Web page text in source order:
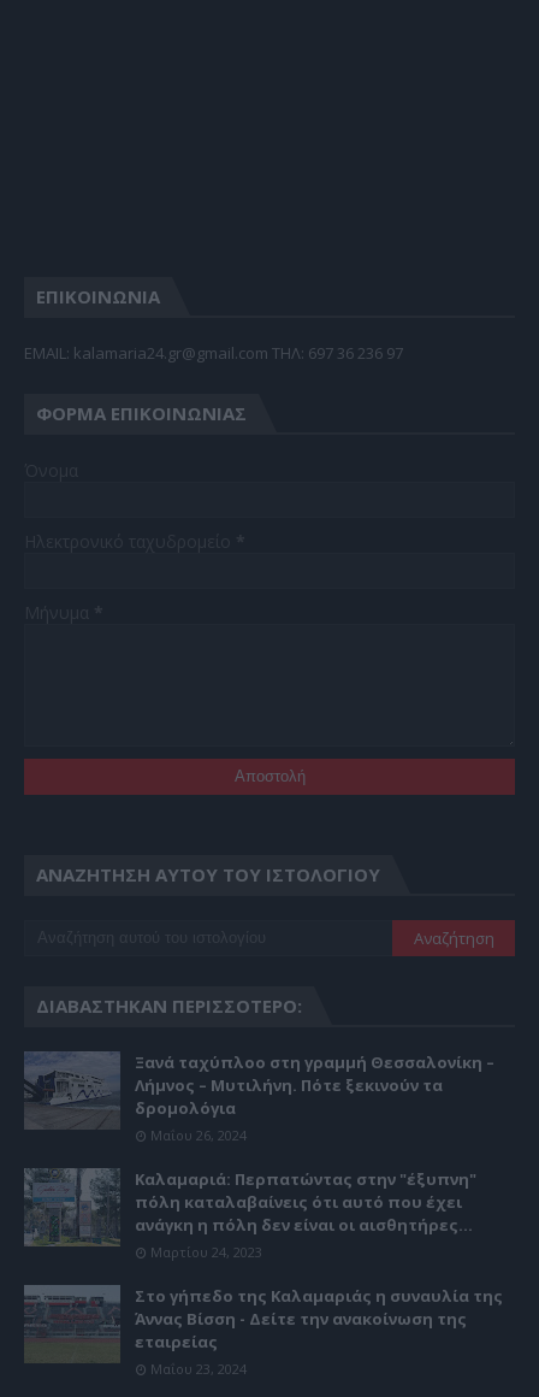
ΕΠΙΚΟΙΝΩΝΙΑ
EMAIL: kalamaria24.gr@gmail.com TΗΛ: 697 36 236 97
ΦΌΡΜΑ ΕΠΙΚΟΙΝΩΝΊΑΣ
ΑΝΑΖΉΤΗΣΗ ΑΥΤΟΎ ΤΟΥ ΙΣΤΟΛΟΓΊΟΥ
ΔΙΑΒΆΣΤΗΚΑΝ ΠΕΡΙΣΣΌΤΕΡΟ:
Ξανά ταχύπλοο στη γραμμή Θεσσαλονίκη –
Λήμνος – Μυτιλήνη. Πότε ξεκινούν τα
δρομολόγια
Μαΐου 26, 2024
Καλαμαριά: Περπατώντας στην "έξυπνη"
πόλη καταλαβαίνεις ότι αυτό που έχει
ανάγκη η πόλη δεν είναι οι αισθητήρες...
Μαρτίου 24, 2023
Στο γήπεδο της Καλαμαριάς η συναυλία της
Άννας Βίσση - Δείτε την ανακοίνωση της
εταιρείας
Μαΐου 23, 2024